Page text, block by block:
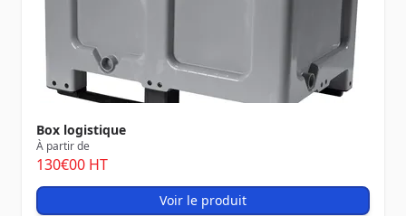
Box logistique
À partir de
130€00 HT
Voir le produit